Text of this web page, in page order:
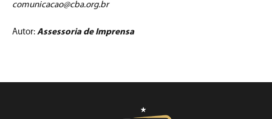
comunicacao@cba.org.br
Autor: Assessoria de Imprensa